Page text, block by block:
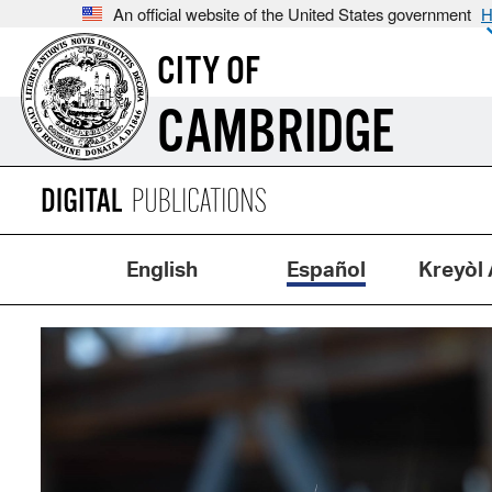
An official website of the United States government
CITY OF
CAMBRIDGE
English Español Kreyòl